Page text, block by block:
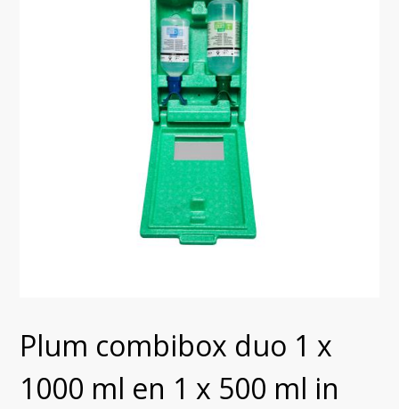
Plum combibox duo 1 x
1000 ml en 1 x 500 ml in